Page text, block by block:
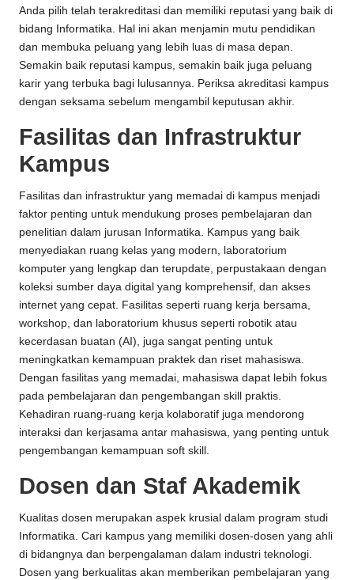
Anda pilih telah terakreditasi dan memiliki reputasi yang baik di
bidang Informatika. Hal ini akan menjamin mutu pendidikan
dan membuka peluang yang lebih luas di masa depan.
Semakin baik reputasi kampus, semakin baik juga peluang
karir yang terbuka bagi lulusannya. Periksa akreditasi kampus
dengan seksama sebelum mengambil keputusan akhir.
Fasilitas dan Infrastruktur
Kampus
Fasilitas dan infrastruktur yang memadai di kampus menjadi
faktor penting untuk mendukung proses pembelajaran dan
penelitian dalam jurusan Informatika. Kampus yang baik
menyediakan ruang kelas yang modern, laboratorium
komputer yang lengkap dan terupdate, perpustakaan dengan
koleksi sumber daya digital yang komprehensif, dan akses
internet yang cepat. Fasilitas seperti ruang kerja bersama,
workshop, dan laboratorium khusus seperti robotik atau
kecerdasan buatan (AI), juga sangat penting untuk
meningkatkan kemampuan praktek dan riset mahasiswa.
Dengan fasilitas yang memadai, mahasiswa dapat lebih fokus
pada pembelajaran dan pengembangan skill praktis.
Kehadiran ruang-ruang kerja kolaboratif juga mendorong
interaksi dan kerjasama antar mahasiswa, yang penting untuk
pengembangan kemampuan soft skill.
Dosen dan Staf Akademik
Kualitas dosen merupakan aspek krusial dalam program studi
Informatika. Cari kampus yang memiliki dosen-dosen yang ahli
di bidangnya dan berpengalaman dalam industri teknologi.
Dosen yang berkualitas akan memberikan pembelajaran yang